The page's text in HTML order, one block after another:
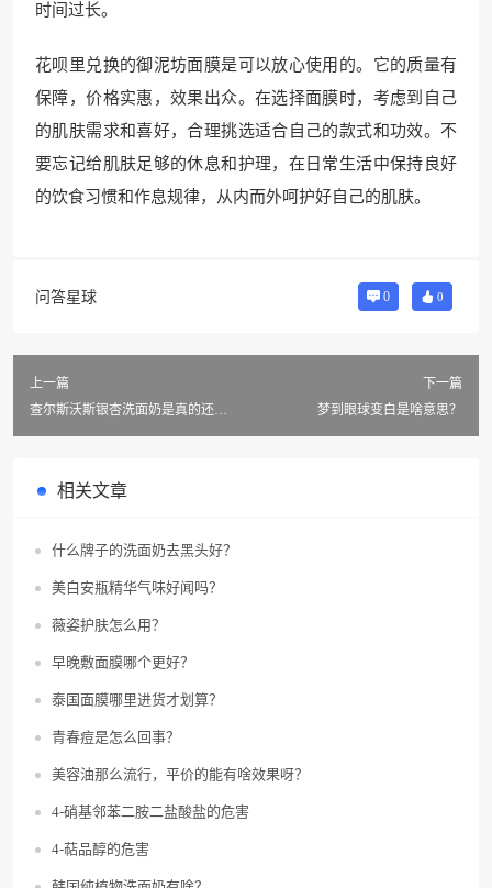
时间过长。
花呗里兑换的御泥坊面膜是可以放心使用的。它的质量有
保障，价格实惠，效果出众。在选择面膜时，考虑到自己
的肌肤需求和喜好，合理挑选适合自己的款式和功效。不
要忘记给肌肤足够的休息和护理，在日常生活中保持良好
的饮食习惯和作息规律，从内而外呵护好自己的肌肤。
问答星球 0 0
上一篇
查尔斯沃斯银杏洗面奶是真的还是
下一篇
梦到眼球变白是啥意思？
相关文章
什么牌子的洗面奶去黑头好？
美白安瓶精华气味好闻吗？
薇姿护肤怎么用？
早晚敷面膜哪个更好？
泰国面膜哪里进货才划算？
青春痘是怎么回事？
美容油那么流行，平价的能有啥效果呀？
4-硝基邻苯二胺二盐酸盐的危害
4-萜品醇的危害